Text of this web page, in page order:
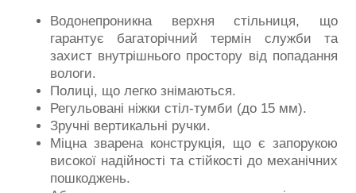
Водонепроникна верхня стільниця, що
гарантує багаторічний термін служби та
захист внутрішнього простору від попадання
вологи.
Полиці, що легко знімаються.
Регульовані ніжки стіл-тумби (до 15 мм).
Зручні вертикальні ручки.
Міцна зварена конструкція, що є запорукою
високої надійності та стійкості до механічних
пошкоджень.